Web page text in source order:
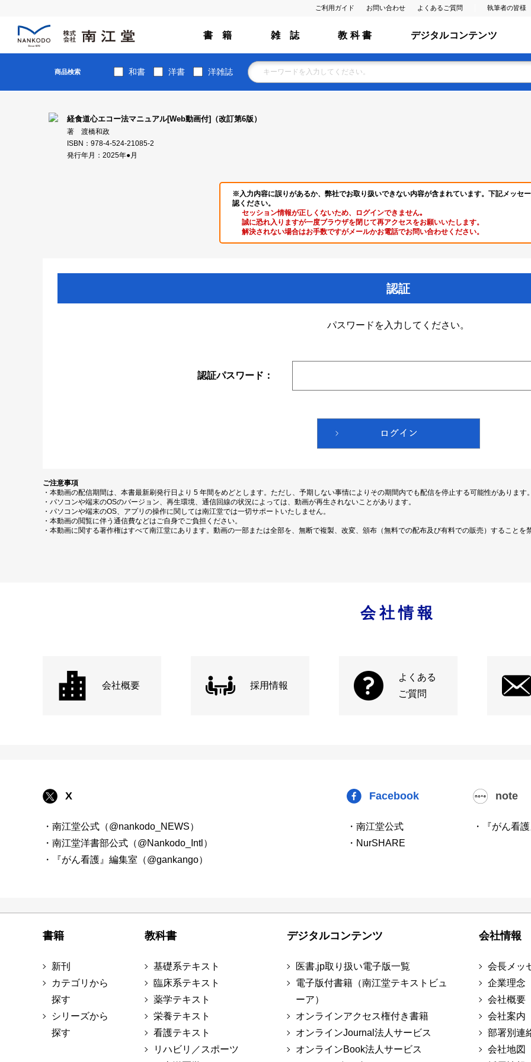
ご利用ガイド お問い合わせ よくあるご質問 執筆者の皆様
書 籍 雑 誌 教 科 書 デジタルコンテンツ
商品検索 和書 洋書 洋雑誌
経食道心エコー法マニュアル[Web動画付]（改訂第6版）
著 渡橋和政
ISBN：978-4-524-21085-2
発行年月：2025年●月
※入力内容に誤りがあるか、弊社でお取り扱いできない内容が含まれています。下記メッセ
認ください。
セッション情報が正しくないため、ログインできません｡
誠に恐れ入りますが一度ブラウザを閉じて再アクセスをお願いいたします。
解決されない場合はお手数ですがメールかお電話でお問い合わせください。
認証
パスワードを入力してください。
認証パスワード：
ご注意事項
・本動画の配信期間は、本書最新刷発行日より 5 年間をめどとします。ただし、予期しない事情によりその期間内でも配信を停止する可能性があります。
・パソコンや端末のOSのバージョン、再生環境、通信回線の状況によっては、動画が再生されないことがあります。
・パソコンや端末のOS、アプリの操作に関しては南江堂では一切サポートいたしません。
・本動画の閲覧に伴う通信費などはご自身でご負担ください。
・本動画に関する著作権はすべて南江堂にあります。動画の一部または全部を、無断で複製、改変、頒布（無料での配布及び有料での販売）することを
会社情報
会社概要 採用情報
よくある
ご質問
X
・南江堂公式（@nankodo_NEWS）
・南江堂洋書部公式（@Nankodo_Intl）
・『がん看護』編集室（@gankango）
Facebook
・南江堂公式
・NurSHARE
note
・『がん看
書籍
新刊
カテゴリから
探す
シリーズから
探す
教科書
基礎系テキスト
臨床系テキスト
薬学テキスト
栄養テキスト
看護テキスト
リハビリ／スポーツ
デジタルコンテンツ
医書.jp取り扱い電子版一覧
電子版付書籍（南江堂テキストビュ
ーア）
オンラインアクセス権付き書籍
オンラインJournal法人サービス
オンラインBook法人サービス
会社情報
会長メッ
企業理念
会社概要
会社案内
部署別連
会社地図